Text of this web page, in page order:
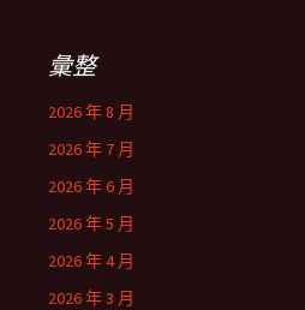
彙整
2026 年 8 月
2026 年 7 月
2026 年 6 月
2026 年 5 月
2026 年 4 月
2026 年 3 月